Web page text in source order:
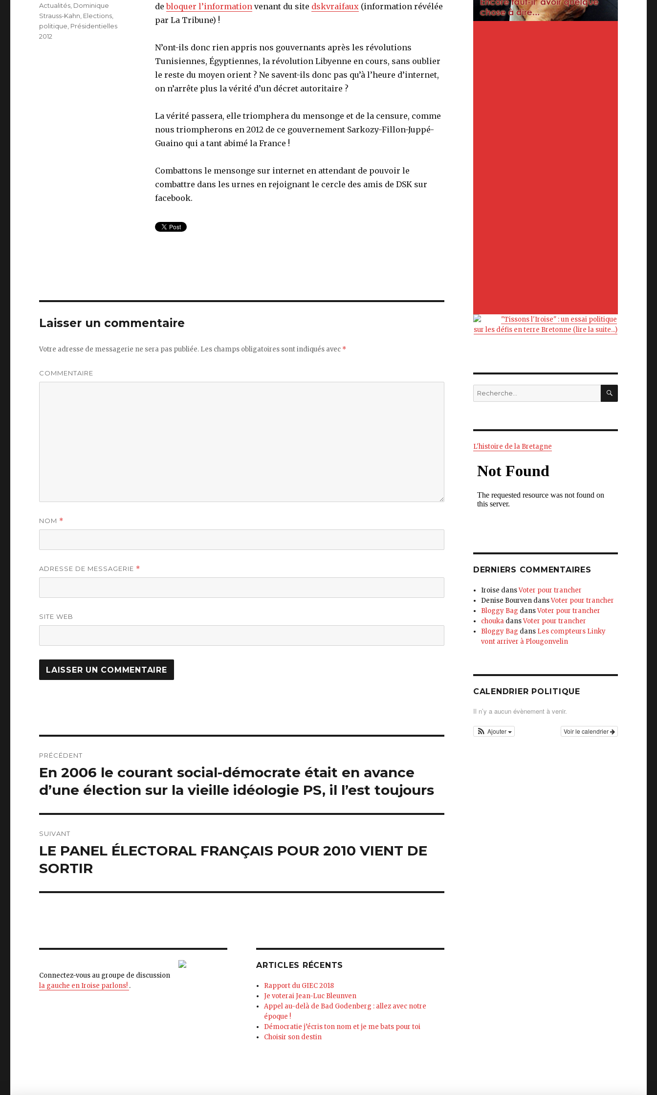
debloquer l’informationvenant du site dskvraifaux(information révélée
par La Tribune) !
N’ont-ils donc rien appris nos gouvernants après les révolutions
Tunisiennes, Égyptiennes, la révolution Libyenne en cours, sans oublier
le reste du moyen orient ? Ne savent-ils donc pas qu’à l’heure d’internet,
on n’arrête plus la vérité d’un décret autoritaire ?
La vérité passera, elle triomphera du mensonge et de la censure, comme
nous triompherons en 2012 de ce gouvernement Sarkozy-Fillon-Juppé-
Guaino qui a tant abimé la France !
Combattons le mensonge sur internet en attendant de pouvoir le
combattre dans les urnes en rejoignant le cercle des amis de DSK sur
facebook.
le
Catégories
Actualités, Dominique
Strauss-Kahn, Elections,
politique, Présidentielles
2012
Laisser un commentaire
Votre adresse de messagerie ne sera pas publiée. Les champs obligatoires sont indiqués avec *
COMMENTAIRE
NOM *
ADRESSE DE MESSAGERIE *
SITE WEB
de
l’article
PRÉCÉDENT
Article
précédent :
En 2006 le courant social-démocrate était en avance
d’une élection sur la vieille idéologie PS, il l’est toujours
SUIVANT
Article
suivant :
LE PANEL ÉLECTORAL FRANÇAIS POUR 2010 VIENT DE
SORTIR
Connectez-vous au groupe de discussion
la gauche en Iroise parlons! .
ARTICLES RÉCENTS
Rapport du GIEC 2018
Je voterai Jean-Luc Bleunven
Appel au-delà de Bad Godenberg : allez avec notre
époque !
Démocratie j’écris ton nom et je me bats pour toi
Choisir son destin
"Tissons l'Iroise" : un essai politique
sur les défis en terre Bretonne (lire la suite...)
Recherche
pour
L'histoire de la Bretagne
DERNIERS COMMENTAIRES
Iroise dansVoter pour trancher
Denise Bourven dansVoter pour trancher
Bloggy Bag dansVoter pour trancher
chouka dansVoter pour trancher
Bloggy Bag dans Les compteurs Linky
vont arriver à Plougonvelin
CALENDRIER POLITIQUE
Il n’y a aucun évènement à venir.
Voir le calendrier
Ajouter